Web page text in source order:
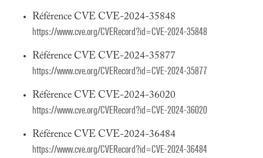
Référence CVE CVE-2024-35848
https://www.cve.org/CVERecord?id=CVE-2024-35848
Référence CVE CVE-2024-35877
https://www.cve.org/CVERecord?id=CVE-2024-35877
Référence CVE CVE-2024-36020
https://www.cve.org/CVERecord?id=CVE-2024-36020
Référence CVE CVE-2024-36484
https://www.cve.org/CVERecord?id=CVE-2024-36484